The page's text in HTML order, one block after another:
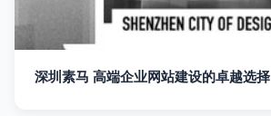
深圳素马 高端企业网站建设的卓越选择